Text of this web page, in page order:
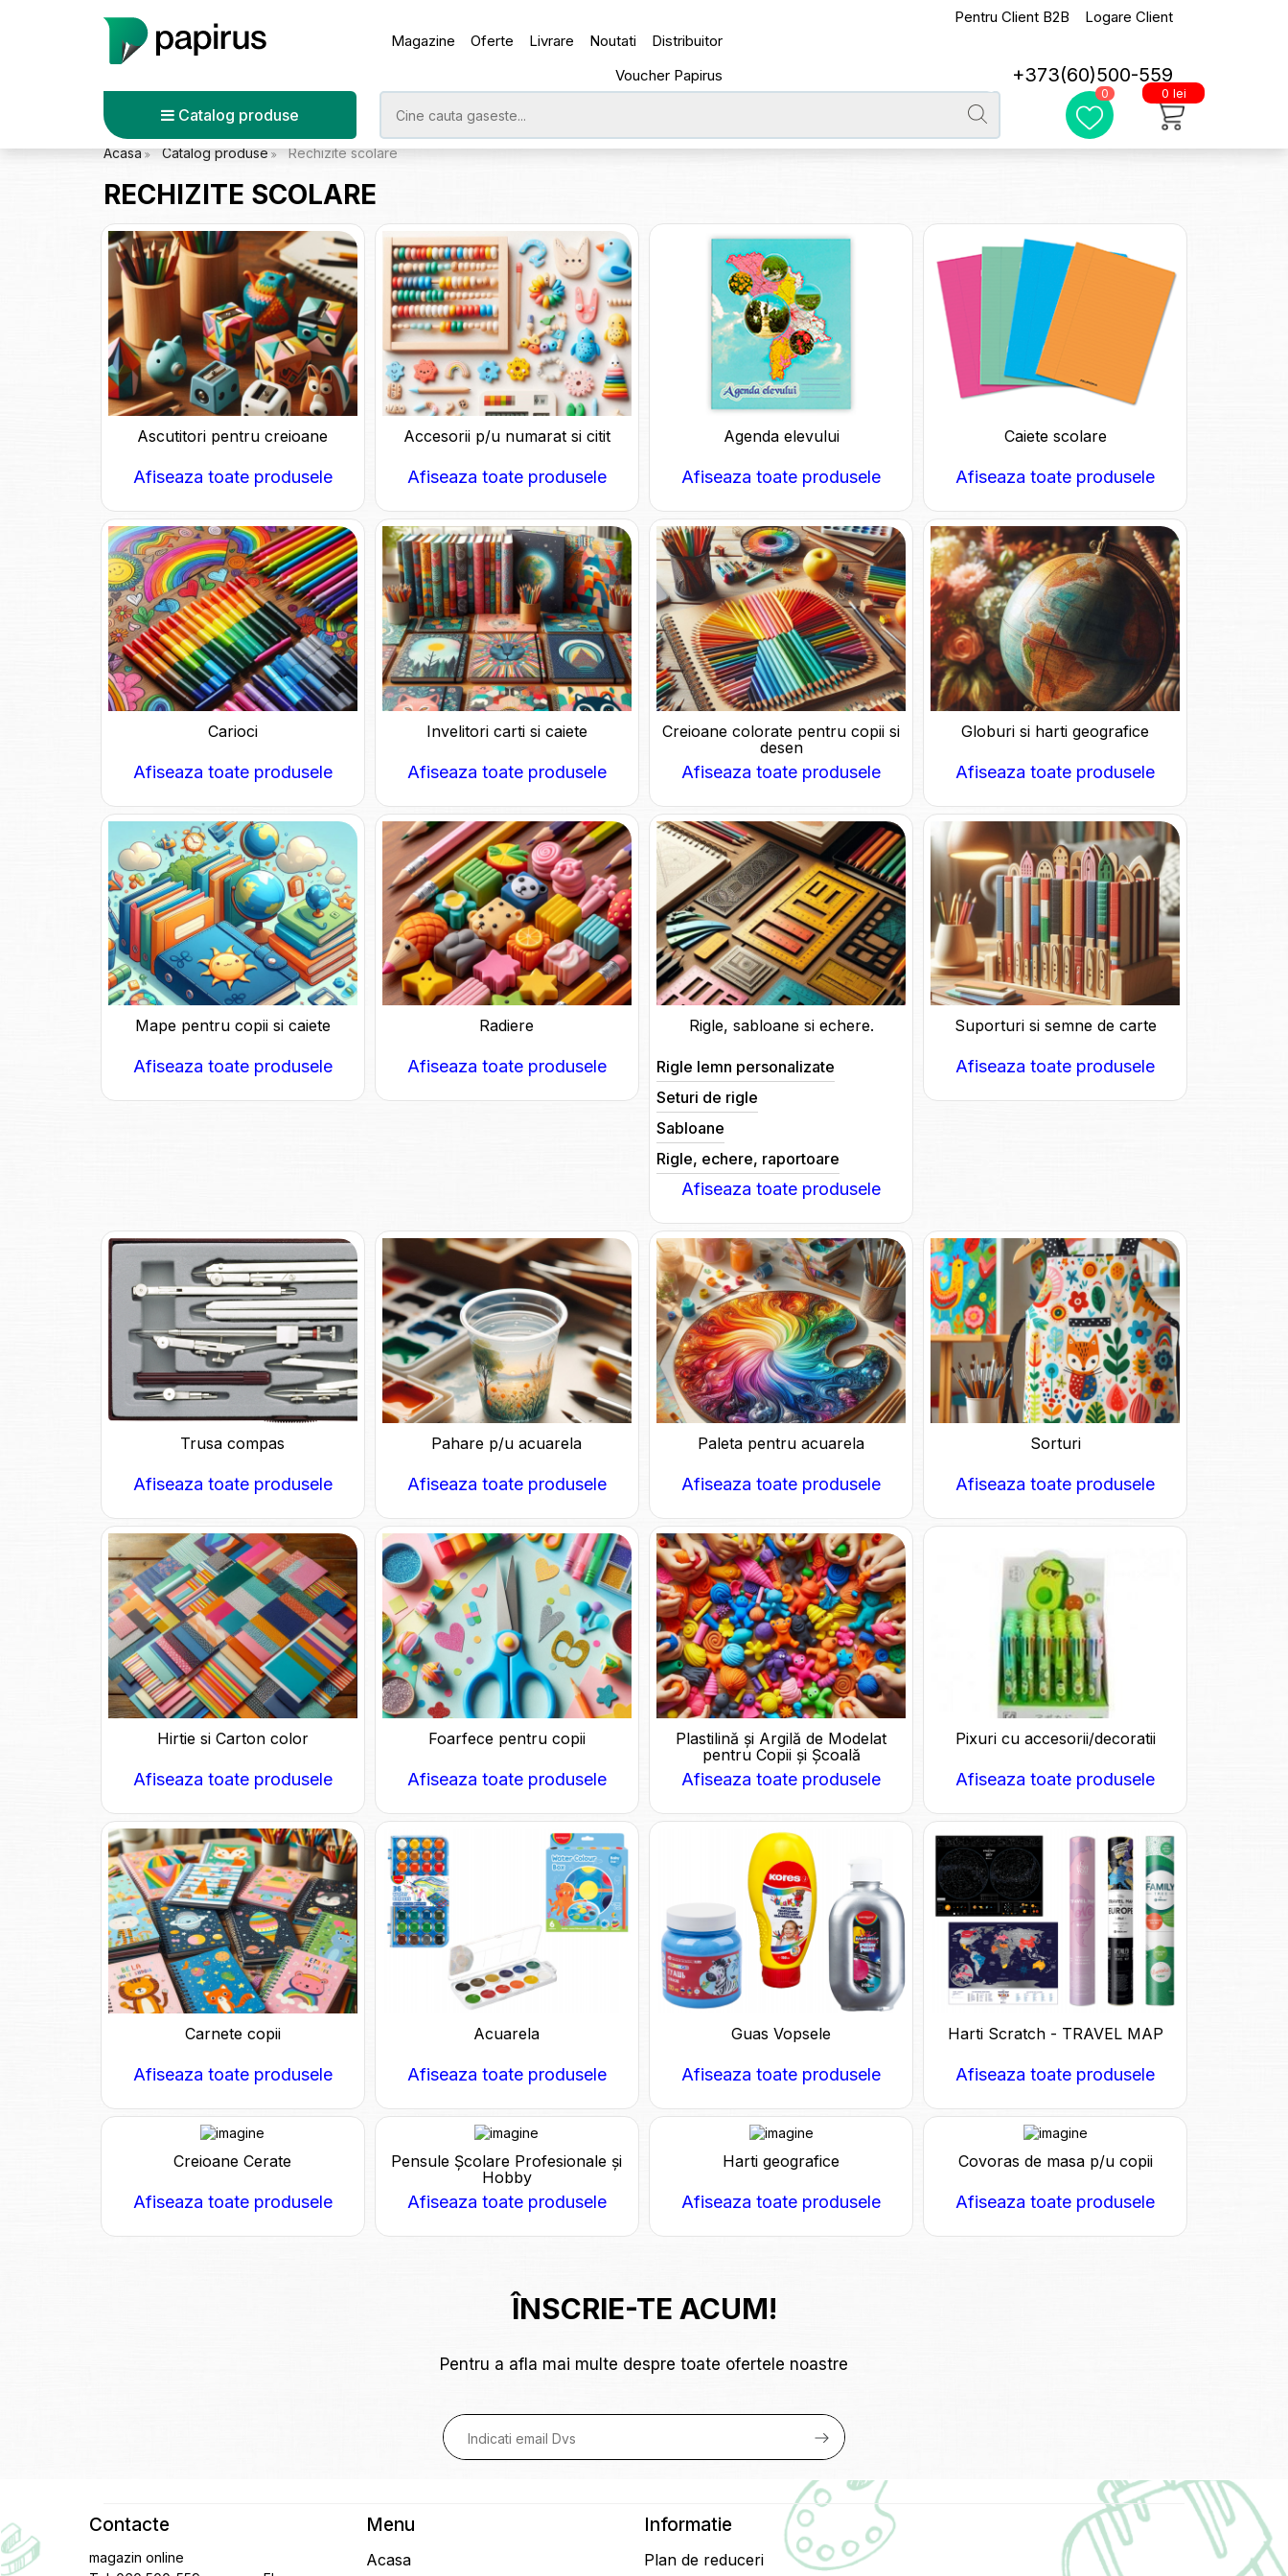
Magazine Oferte Livrare Noutati
Distribuitor
Voucher Papirus
Pentru Client B2B Logare Client
+373(60)500-559
Catalog produse
0 0 lei
Acasa Catalog produse Rechizite scolare
RECHIZITE SCOLARE
Ascutitori pentru creioane
Afiseaza toate produsele
Accesorii p/u numarat si citit
Afiseaza toate produsele
Agenda elevului
Afiseaza toate produsele
Caiete scolare
Afiseaza toate produsele
Carioci
Afiseaza toate produsele
Invelitori carti si caiete
Afiseaza toate produsele
Creioane colorate pentru copii si
desen
Afiseaza toate produsele
Globuri si harti geografice
Afiseaza toate produsele
Mape pentru copii si caiete
Afiseaza toate produsele
Radiere
Afiseaza toate produsele
Rigle, sabloane si echere.
Rigle lemn personalizate
Seturi de rigle
Sabloane
Rigle, echere, raportoare
Afiseaza toate produsele
Suporturi si semne de carte
Afiseaza toate produsele
Trusa compas
Afiseaza toate produsele
Pahare p/u acuarela
Afiseaza toate produsele
Paleta pentru acuarela
Afiseaza toate produsele
Sorturi
Afiseaza toate produsele
Hirtie si Carton color
Afiseaza toate produsele
Foarfece pentru copii
Afiseaza toate produsele
Plastilină și Argilă de Modelat
pentru Copii și Școală
Afiseaza toate produsele
Pixuri cu accesorii/decoratii
Afiseaza toate produsele
Carnete copii
Afiseaza toate produsele
Acuarela
Afiseaza toate produsele
Guas Vopsele
Afiseaza toate produsele
Harti Scratch - TRAVEL MAP
Afiseaza toate produsele
Creioane Cerate
Afiseaza toate produsele
Pensule Școlare Profesionale și
Hobby
Afiseaza toate produsele
Harti geografice
Afiseaza toate produsele
Covoras de masa p/u copii
Afiseaza toate produsele
ÎNSCRIE-TE ACUM!
Pentru a afla mai multe despre toate ofertele noastre
Contacte
magazin online
Menu
Acasa
Informatie
Plan de reduceri